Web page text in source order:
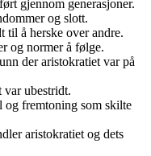
gjennom generasjoner.
og slott.
til å herske over andre.
og normer å følge.
der aristokratiet var på
var ubestridt.
og fremtoning som skilte
aristokratiet og dets